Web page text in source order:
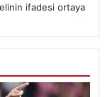
ifadesi ortaya